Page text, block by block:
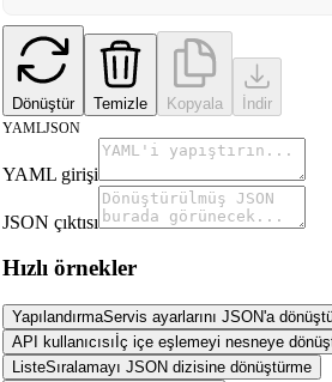
Dönüştür Temizle Kopyala İndir
YAMLJSON
YAML girişi
JSON çıktısı
Hızlı örnekler
YapılandırmaServis ayarlarını JSON'a
API kullanıcısı İç içe eşlemeyi nesneye
ListeSıralamayı JSON dizisine dönüştürme